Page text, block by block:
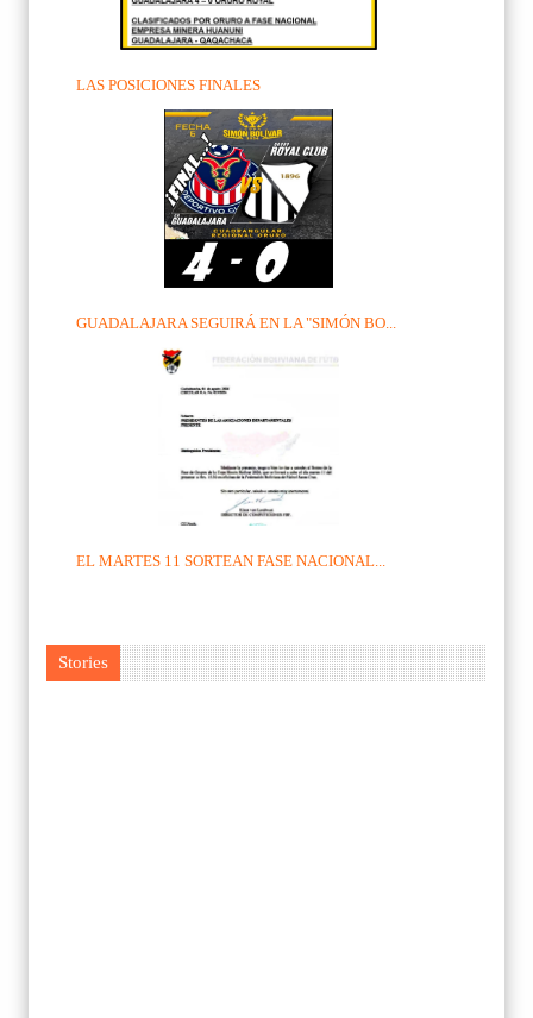
LAS POSICIONES FINALES
GUADALAJARA SEGUIRÁ EN LA "SIMÓN BO...
EL MARTES 11 SORTEAN FASE NACIONAL...
Stories